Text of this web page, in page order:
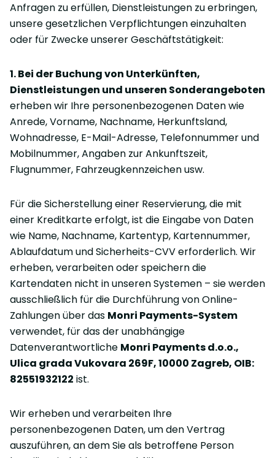
Anfragen zu erfüllen, Dienstleistungen zu erbringen,
unsere gesetzlichen Verpflichtungen einzuhalten
oder für Zwecke unserer Geschäftstätigkeit:
1. Bei der Buchung von Unterkünften,
Dienstleistungen und unseren Sonderangeboten
erheben wir Ihre personenbezogenen Daten wie
Anrede, Vorname, Nachname, Herkunftsland,
Wohnadresse, E-Mail-Adresse, Telefonnummer und
Mobilnummer, Angaben zur Ankunftszeit,
Flugnummer, Fahrzeugkennzeichen usw.
Für die Sicherstellung einer Reservierung, die mit
einer Kreditkarte erfolgt, ist die Eingabe von Daten
wie Name, Nachname, Kartentyp, Kartennummer,
Ablaufdatum und Sicherheits-CVV erforderlich. Wir
erheben, verarbeiten oder speichern die
Kartendaten nicht in unseren Systemen – sie werden
ausschließlich für die Durchführung von Online-
Zahlungen über das Monri Payments-System
verwendet, für das der unabhängige
Datenverantwortliche Monri Payments d.o.o.,
Ulica grada Vukovara 269F, 10000 Zagreb, OIB:
82551932122 ist.
Wir erheben und verarbeiten Ihre
personenbezogenen Daten, um den Vertrag
auszuführen, an dem Sie als betroffene Person